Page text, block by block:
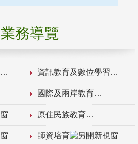
業務導覽
資訊教育及數位學習
國際及兩岸教育
原住民族教育
師資培育